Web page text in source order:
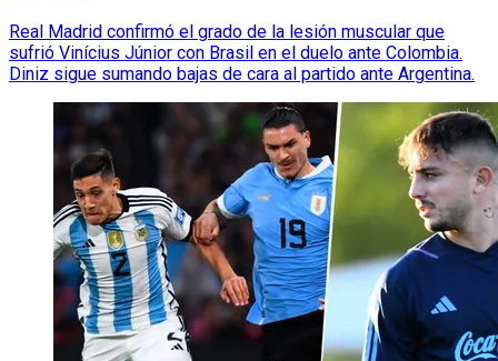
Real Madrid confirmó el grado de la lesión muscular que
sufrió Vinícius Júnior con Brasil en el duelo ante Colombia.
Diniz sigue sumando bajas de cara al partido ante Argentina.